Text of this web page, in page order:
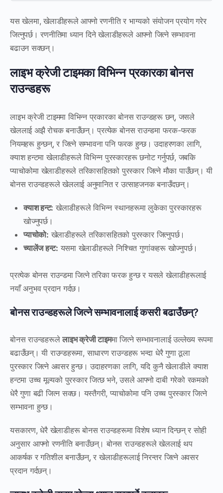
यस खेलमा, खेलाडीहरूले आफ्नो रणनीति र भाग्यको संयोजन प्रयोग गरेर
जित्नुपर्छ। रणनीतिमा ध्यान दिने खेलाडीहरूले आफ्नो जित्ने सम्भावना
बढाउन सक्छन्।
लाइभ क्रेजी टाइमका विभिन्न प्रकारका बोनस
राउन्डहरू
लाइभ क्रेजी टाइममा विभिन्न प्रकारका बोनस राउन्डहरू छन्, जसले
खेललाई अझै रोचक बनाउँछन्। प्रत्येक बोनस राउन्डमा फरक-फरक
नियमहरू हुन्छन्, र जित्ने सम्भावना पनि फरक हुन्छ। उदाहरणका लागि,
क्याश हन्टमा खेलाडीहरूले विभिन्न पुरस्कारहरू छनोट गर्नुपर्छ, जबकि
प्याचोकोमा खेलाडीहरूले तरिकासहितको पुरस्कार जित्ने मौका पाउँछन्। यी
बोनस राउन्डहरूले खेललाई अनुमानित र उत्साहजनक बनाउँदछन्।
क्याश हन्ट: खेलाडीहरूले विभिन्न स्थानहरूमा लुकेका पुरस्कारहरू
खोज्नुपर्छ।
प्याचोको: खेलाडीहरूले तरिकासहितको पुरस्कार जित्नुपर्छ।
च्यालेंज हन्ट: यसमा खेलाडीहरूले निश्चित गुणांकहरू खोज्नुपर्छ।
प्रत्येक बोनस राउन्डमा जित्ने तरिका फरक हुन्छ र यसले खेलाडीहरूलाई
नयाँ अनुभव प्रदान गर्दछ।
बोनस राउन्डहरूले जित्ने सम्भावनालाई कसरी बढाउँछन्?
बोनस राउन्डहरूलेलाइभ क्रेजी टाइममा जित्ने सम्भावनालाई उल्लेख्य रूपमा
बढाउँछन्। यी राउन्डहरूमा, साधारण राउन्डहरू भन्दा धेरै गुणा ठूला
पुरस्कार जित्ने अवसर हुन्छ। उदाहरणका लागि, यदि कुनै खेलाडीले क्याश
हन्टमा उच्च मूल्यको पुरस्कार जित्छ भने, उसले आफ्नो दाबी गरेको रकमको
धेरै गुणा बढी जित्न सक्छ। यस्तैगरी, प्याचोकोमा पनि उच्च पुरस्कार जित्ने
सम्भावना हुन्छ।
यसकारण, धेरै खेलाडीहरू बोनस राउन्डहरूमा विशेष ध्यान दिन्छन् र सोही
अनुसार आफ्नो रणनीति बनाउँछन्। बोनस राउन्डहरूले खेललाई थप
आकर्षक र गतिशील बनाउँछन्, र खेलाडीहरूलाई निरन्तर जित्ने अवसर
प्रदान गर्दछन्।